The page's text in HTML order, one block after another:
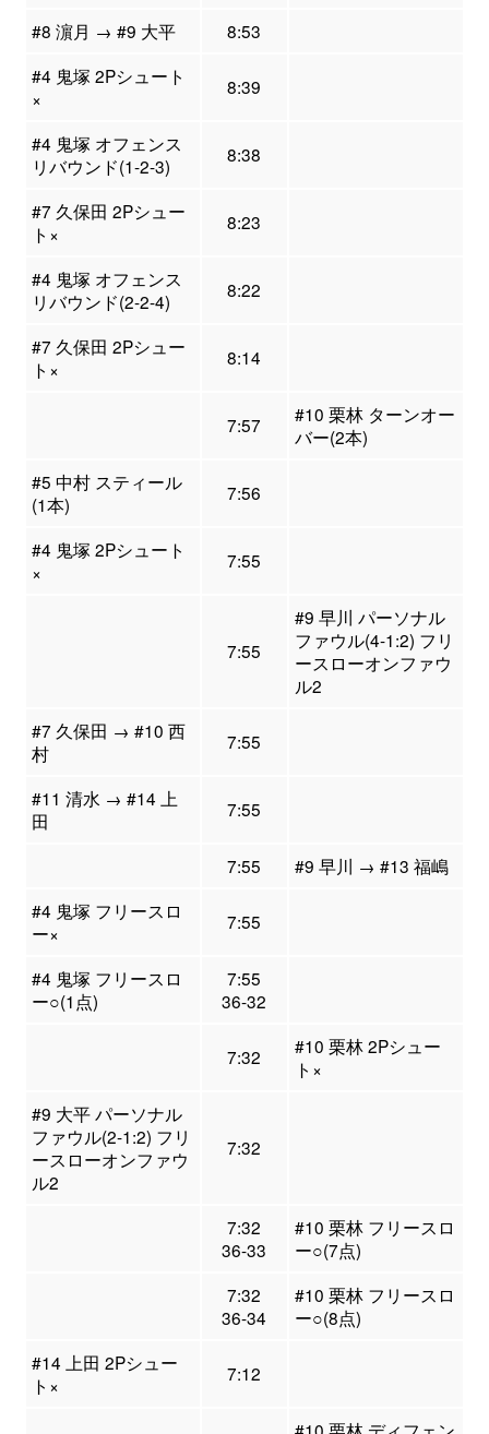
#8 濵月 → #9 大平
8:53
#4 鬼塚 2Pシュート
×
8:39
#4 鬼塚 オフェンス
リバウンド(1-2-3)
8:38
#7 久保田 2Pシュー
ト×
8:23
#4 鬼塚 オフェンス
リバウンド(2-2-4)
8:22
#7 久保田 2Pシュー
ト×
8:14
7:57
#10 栗林 ターンオー
バー(2本)
#5 中村 スティール
(1本)
7:56
#4 鬼塚 2Pシュート
×
7:55
7:55
#9 早川 パーソナル
ファウル(4-1:2) フリ
ースローオンファウ
ル2
#7 久保田 → #10 西
村
7:55
#11 清水 → #14 上
田
7:55
7:55
#9 早川 → #13 福嶋
#4 鬼塚 フリースロ
ー×
7:55
#4 鬼塚 フリースロ
ー○(1点)
7:55
36-32
7:32
#10 栗林 2Pシュー
ト×
#9 大平 パーソナル
ファウル(2-1:2) フリ
ースローオンファウ
ル2
7:32
7:32
36-33
#10 栗林 フリースロ
ー○(7点)
7:32
36-34
#10 栗林 フリースロ
ー○(8点)
#14 上田 2Pシュー
ト×
7:12